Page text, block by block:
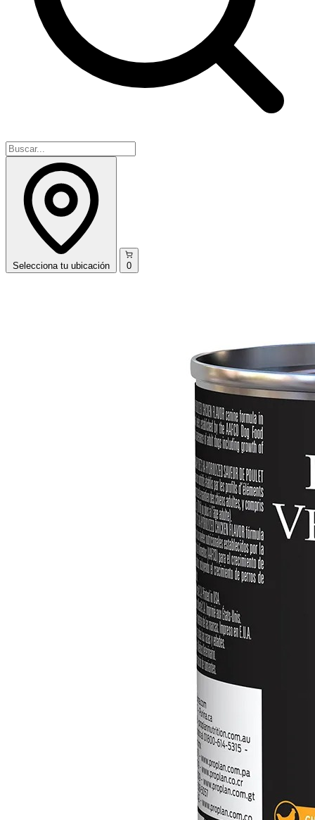
Selecciona tu ubicación 0